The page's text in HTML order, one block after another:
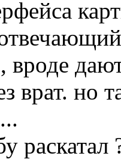
вроде
врат. но
раскатал